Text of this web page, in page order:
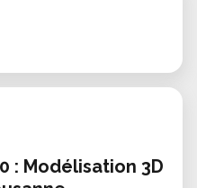
: Modélisation 3D